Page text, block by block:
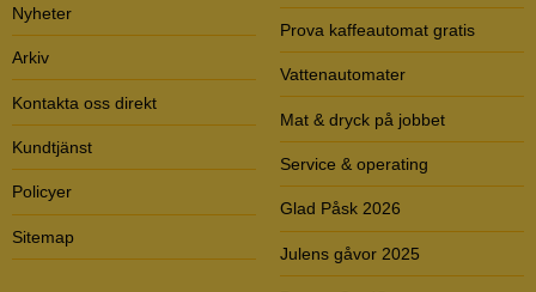
Nyheter
Arkiv
Kontakta oss direkt
Kundtjänst
Policyer
Sitemap
Prova kaffeautomat gratis
Vattenautomater
Mat & dryck på jobbet
Service & operating
Glad Påsk 2026
Julens gåvor 2025